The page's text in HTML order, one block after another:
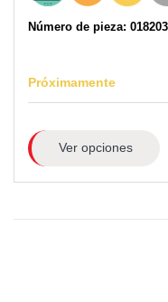
Número de pieza:
Próximamente
Ver opciones